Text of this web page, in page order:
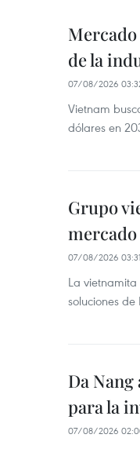
de la
07/08/2026
Vietnam
dólares en
Grupo
07/08/2026 03:31
La
soluciones
Da
para la
07/08/2026